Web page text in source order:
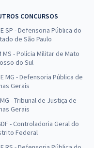
CONCURSOS
SP - Defensoria Pública do
de São Paulo
MS - Polícia Militar de Mato
do Sul
MG - Defensoria Pública de
Gerais
- Tribunal de Justiça de
Gerais
- Controladoria Geral do
Federal